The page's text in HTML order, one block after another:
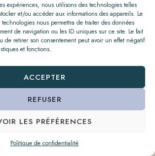
expériences, nous utilisons des technologies telles
et/ou accéder aux informations des appareils. Le
nous permettra de traiter des données
de navigation ou les ID uniques sur ce site. Le fait
de retirer son consentement peut avoir un effet négatif
et fonctions.
ACCEPTER
REFUSER
LES PRÉFÉRENCES
Politique de confidentialité
Plan du site - Mentions légales